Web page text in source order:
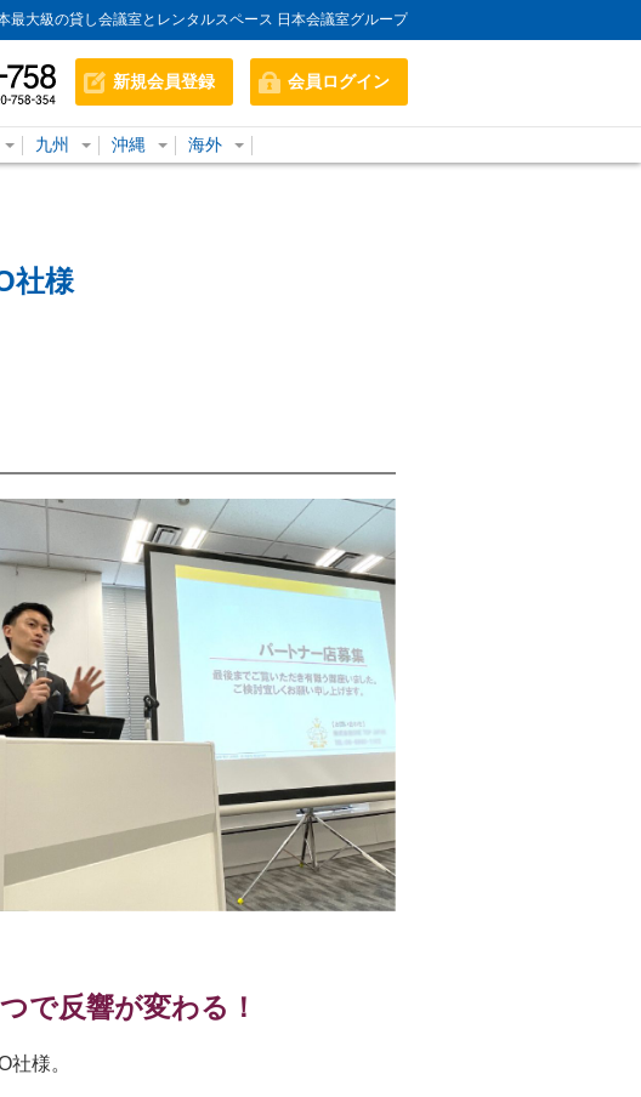
最大級の貸し会議室とレンタルスペース 日本会議室グループ
新規会員登録 会員ログイン
九州 沖縄 海外
社様
で反響が変わる！
様。